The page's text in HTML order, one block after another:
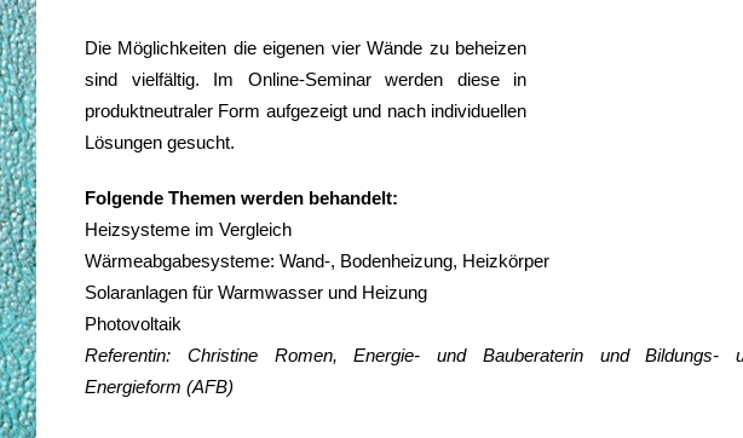
Die Möglichkeiten die eigenen vier Wände zu beheizen
sind vielfältig. Im Online-Seminar werden diese in
produktneutraler Form aufgezeigt und nach individuellen
Lösungen gesucht.
Folgende Themen werden behandelt:
Heizsysteme im Vergleich
Wärmeabgabesysteme: Wand-, Bodenheizung, Heizkörper
Solaranlagen für Warmwasser und Heizung
Photovoltaik
Referentin: Christine Romen, Energie- und Bauberaterin und Bildungs-
Energieform (AFB)